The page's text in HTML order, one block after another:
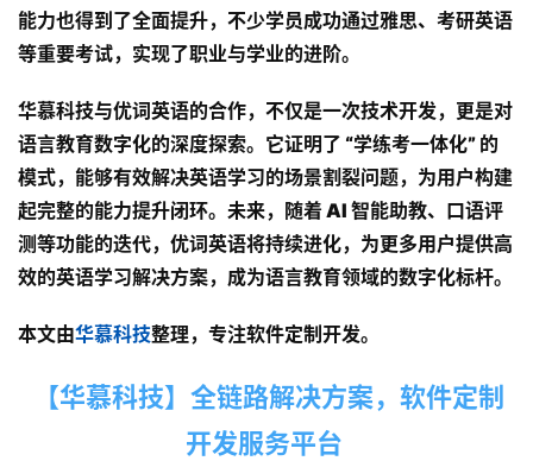
慕
系
我
们
4
0
-
登录 注册
能力也得到了全面提升，不少学员成功通过雅思、考研英语
等重要考试，实现了职业与学业的进阶。
华慕科技与优词英语的合作，不仅是一次技术开发，更是对
语言教育数字化的深度探索。它证明了 “学练考一体化” 的
模式，能够有效解决英语学习的场景割裂问题，为用户构建
起完整的能力提升闭环。未来，随着 AI 智能助教、口语评
测等功能的迭代，优词英语将持续进化，为更多用户提供高
效的英语学习解决方案，成为语言教育领域的数字化标杆。
本文由华慕科技整理，专注软件定制开发。
【华慕科技】全链路解决方案，软件定制
开发服务平台